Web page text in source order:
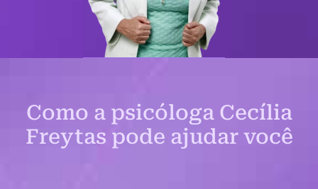
Como a psicóloga Cecília
Freytas pode ajudar você